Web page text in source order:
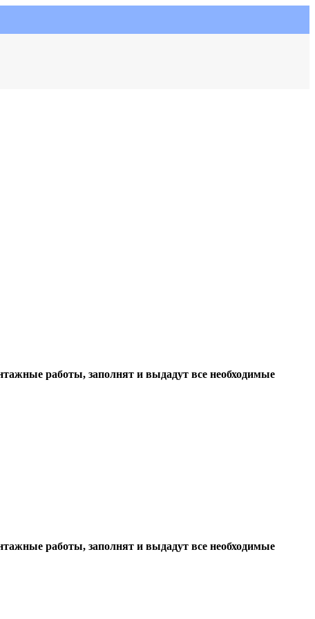
работы, заполнят и выдадут все необходимые
работы, заполнят и выдадут все необходимые